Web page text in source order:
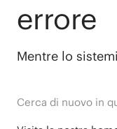
errore
Mentre lo
Cerca di nuovo in